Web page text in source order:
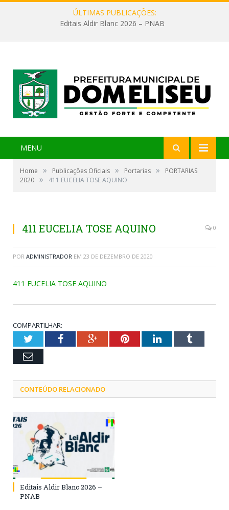
ÚLTIMAS PUBLICAÇÕES:
Editais Aldir Blanc 2026 – PNAB
MENU
Home » Publicações Oficiais » Portarias »
PORTARIAS
2020 » 411 EUCELIA TOSE AQUINO
411 EUCELIA TOSE AQUINO 0
POR ADMINISTRADOR EM 23 DE DEZEMBRO DE 2020
411 EUCELIA TOSE AQUINO
COMPARTILHAR:
TwitterFacebookGoogle+PinterestLinkedInTumblr
Email
CONTEÚDO RELACIONADO
Editais Aldir Blanc 2026 –
PNAB